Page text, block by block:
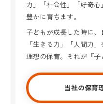
力」「社会性」「好奇
豊かに育ちます。
子どもが成長した時に
「生きる力」「人間力
理想の保育。それが『子
当社の保育